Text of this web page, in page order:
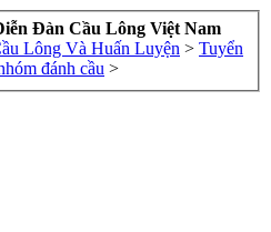
Đàn Cầu Lông Việt Nam
Lông Và Huấn Luyện > Tuyển
đánh cầu >